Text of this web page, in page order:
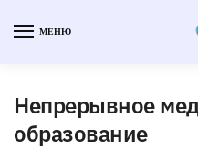
МЕНЮ
Непрерывное
образование